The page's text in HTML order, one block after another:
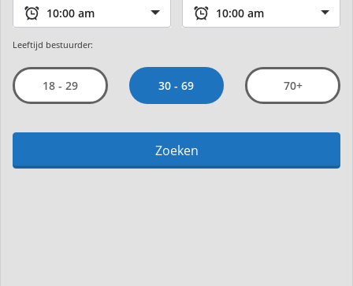
Leeftijd bestuurder:
18 - 29 30 - 69 70+
Zoeken